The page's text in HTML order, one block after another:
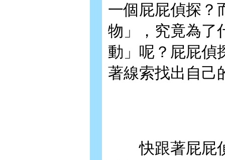
一個屁屁偵探？
物」，究竟為了
動」呢？屁屁偵
著線索找出自己
快跟著屁屁偵